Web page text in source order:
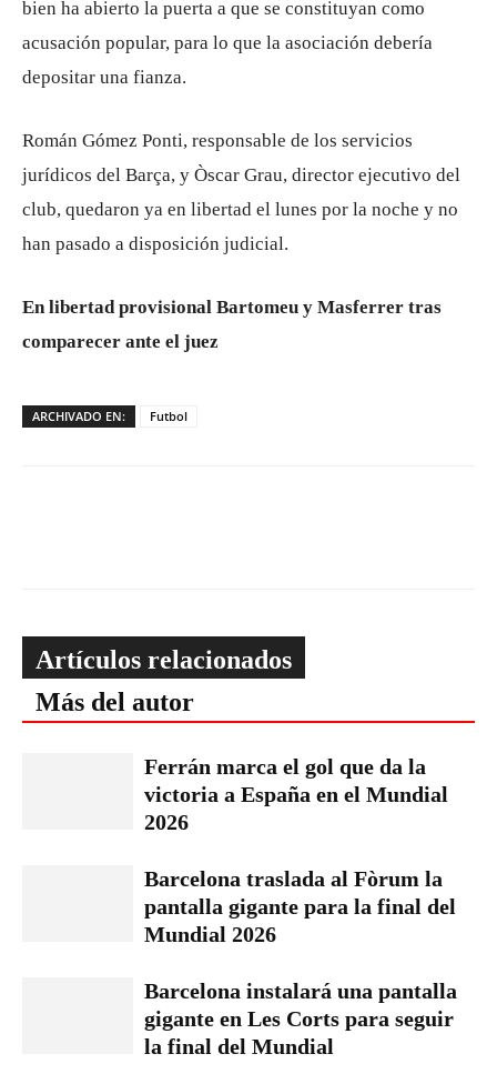
bien ha abierto la puerta a que se constituyan como
acusación popular, para lo que la asociación debería
depositar una fianza.
Román Gómez Ponti, responsable de los servicios
jurídicos del Barça, y Òscar Grau, director ejecutivo del
club, quedaron ya en libertad el lunes por la noche y no
han pasado a disposición judicial.
En libertad provisional Bartomeu y Masferrer tras
comparecer ante el juez
ARCHIVADO EN: Futbol
Artículos relacionados
Más del autor
Ferrán marca el gol que da la
victoria a España en el Mundial
2026
Barcelona traslada al Fòrum la
pantalla gigante para la final del
Mundial 2026
Barcelona instalará una pantalla
gigante en Les Corts para seguir
la final del Mundial